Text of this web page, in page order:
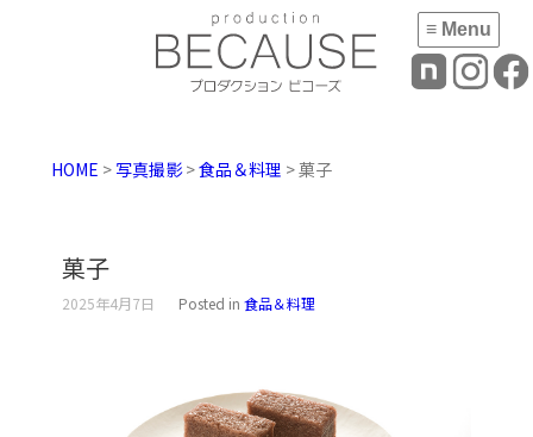
≡ Menu
HOME > 写真撮影>食品＆料理 > 菓子
菓子
2025年4月7日 Posted in 食品＆料理